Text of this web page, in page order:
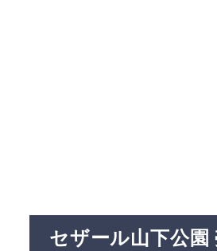
セザール山下公園